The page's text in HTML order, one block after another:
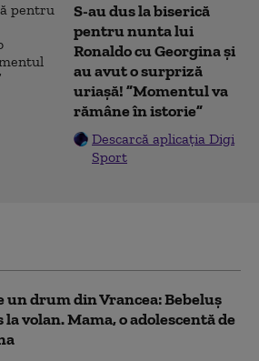
S-au dus la biserică
pentru nunta lui
Ronaldo cu Georgina și
au avut o surpriză
uriașă! ”Momentul va
rămâne în istorie”
Descarcă aplicația Digi
Sport
un drum din Vrancea: Bebeluș
volan. Mama, o adolescentă de